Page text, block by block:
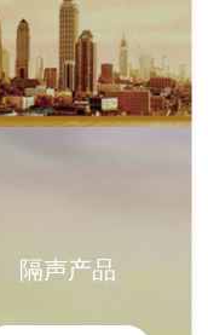
隔声产品